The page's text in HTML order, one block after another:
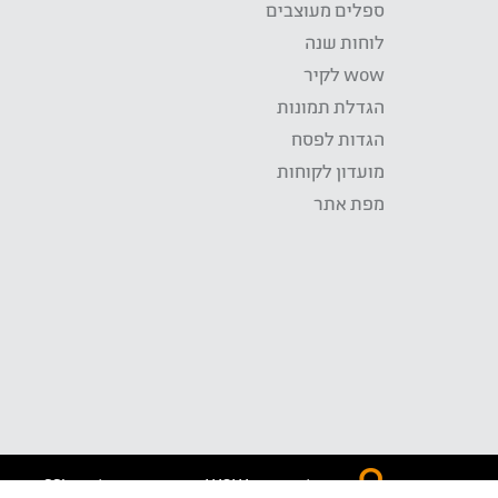
ספלים מעוצבים
לוחות שנה
wow לקיר
הגדלת תמונות
הגדות לפסח
מועדון לקוחות
מפת אתר
התשלום באתר WOW מאובטח בטכנולוגית SSL